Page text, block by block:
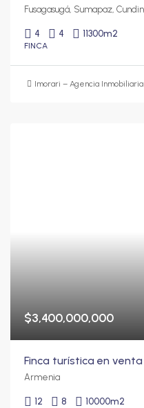
4 4 11300m2
FINCA
Imorari – Agencia Inmobiliaria
$3,400,000,000
Armenia
12 8 10000m2